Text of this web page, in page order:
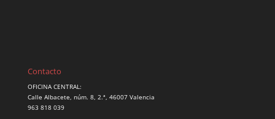
Contacto
OFICINA CENTRAL:
Calle Albacete, núm. 8, 2.ª, 46007 Valencia
963 818 039